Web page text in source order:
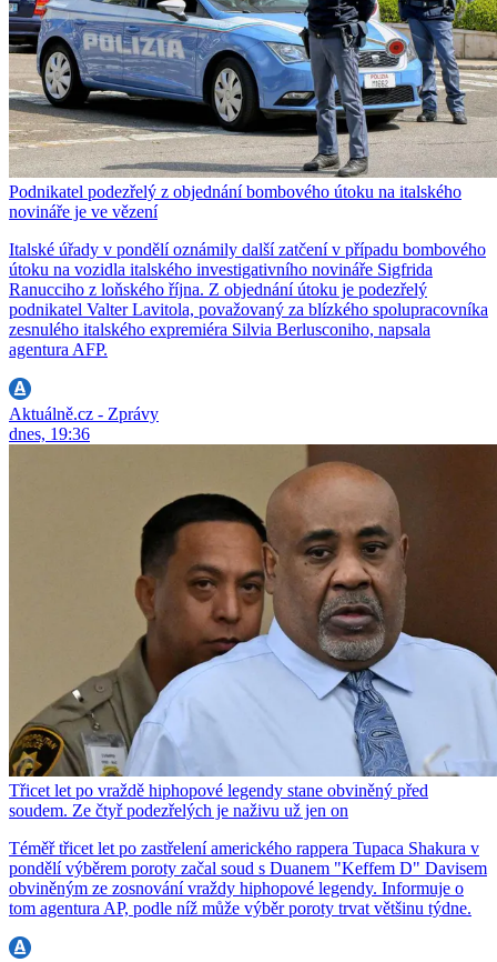
Podnikatel podezřelý z objednání bombového útoku na italského
novináře je ve vězení
Italské úřady v pondělí oznámily další zatčení v případu bombového
útoku na vozidla italského investigativního novináře Sigfrida
Ranucciho z loňského října. Z objednání útoku je podezřelý
podnikatel Valter Lavitola, považovaný za blízkého spolupracovníka
zesnulého italského expremiéra Silvia Berlusconiho, napsala
agentura AFP.
Aktuálně.cz - Zprávy
dnes, 19:36
Třicet let po vraždě hiphopové legendy stane obviněný před
soudem. Ze čtyř podezřelých je naživu už jen on
Téměř třicet let po zastřelení amerického rappera Tupaca Shakura v
pondělí výběrem poroty začal soud s Duanem "Keffem D" Davisem
obviněným ze zosnování vraždy hiphopové legendy. Informuje o
tom agentura AP, podle níž může výběr poroty trvat většinu týdne.